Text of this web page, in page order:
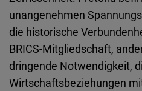
unangenehmen
die historische
BRICS-Mitgliedschaft,
dringende Notwendigkeit,
Wirtschaftsbeziehungen